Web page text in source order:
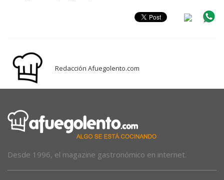
Redacción Afuegolento.com
Desde 1996, el magazine gastronómico en internet.